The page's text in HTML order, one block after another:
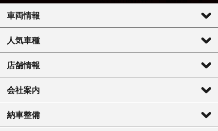
車両情報
人気車種
店舗情報
会社案内
納車整備